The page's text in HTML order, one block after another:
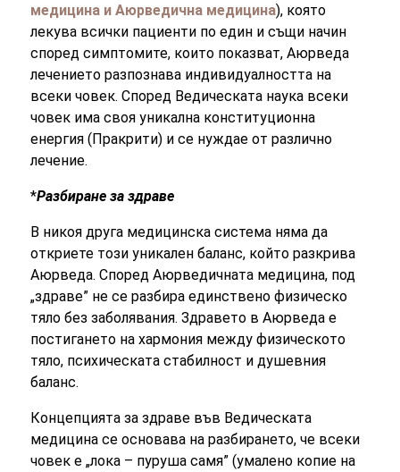
медицина и Аюрведична медицина), която
лекува всички пациенти по един и същи начин
според симптомите, които показват, Аюрведа
лечението разпознава индивидуалността на
всеки човек. Според Ведическата наука всеки
човек има своя уникална конституционна
енергия (Пракрити) и се нуждае от различно
лечение.
*Разбиране за здраве
В никоя друга медицинска система няма да
откриете този уникален баланс, който разкрива
Аюрведа. Според Аюрведичната медицина, под
„здраве” не се разбира единствено физическо
тяло без заболявания. Здравето в Аюрведа е
постигането на хармония между физическото
тяло, психическата стабилност и душевния
баланс.
Концепцията за здраве във Ведическата
медицина се основава на разбирането, че всеки
човек е „лока – пуруша самя” (умалено копие на